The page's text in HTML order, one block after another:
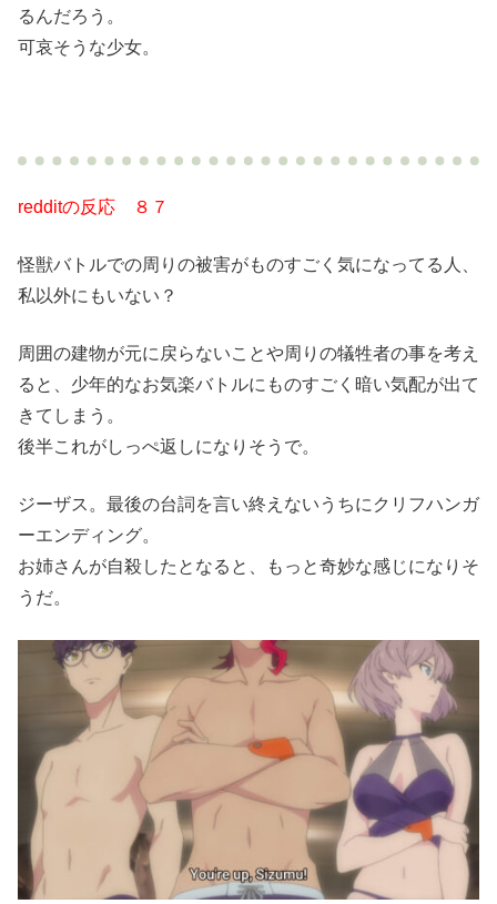
るんだろう。
可哀そうな少女。
redditの反応 ８７
怪獣バトルでの周りの被害がものすごく気になってる人、
私以外にもいない？
周囲の建物が元に戻らないことや周りの犠牲者の事を考え
ると、少年的なお気楽バトルにものすごく暗い気配が出て
きてしまう。
後半これがしっぺ返しになりそうで。
ジーザス。最後の台詞を言い終えないうちにクリフハンガ
ーエンディング。
お姉さんが自殺したとなると、もっと奇妙な感じになりそ
うだ。